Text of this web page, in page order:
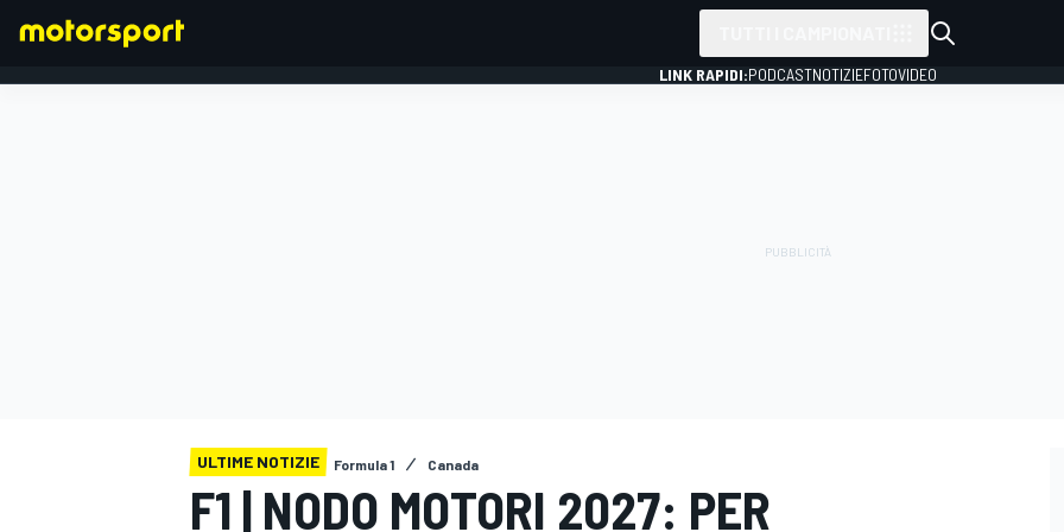
LINK RAPIDI:PODCASTNOTIZIEFOTOVIDEO
ULTIME NOTIZIE Formula 1 Canada
F1 | NODO MOTORI 2027: PER